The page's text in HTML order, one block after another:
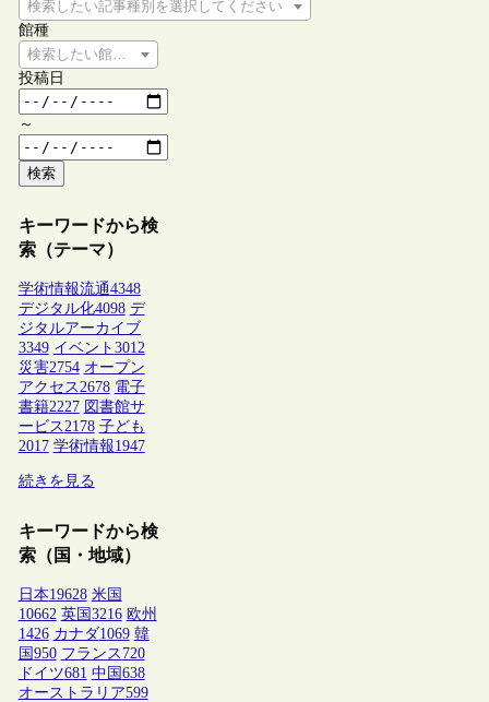
検索したい記事種別を選択してください
館種
検索したい館種を選択してください
投稿日
～
検索
キーワードから検
索（テーマ）
学術情報流通4348
デジタル化4098 デ
ジタルアーカイブ
3349 イベント 3012
災害2754 オープン
アクセス2678 電子
書籍2227 図書館サ
ービス2178 子ども
2017 学術情報1947
続きを見る
キーワードから検
索（国・地域）
日本19628 米国
10662 英国 3216 欧州
1426 カナダ1069 韓
国 950 フランス 720
ドイツ681 中国 638
オーストラリア599